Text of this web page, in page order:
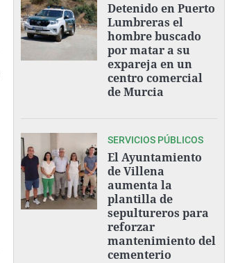
Detenido en Puerto
Lumbreras el
hombre buscado
por matar a su
expareja en un
centro comercial
de Murcia
SERVICIOS PÚBLICOS
El Ayuntamiento
de Villena
aumenta la
plantilla de
sepultureros para
reforzar
mantenimiento del
cementerio